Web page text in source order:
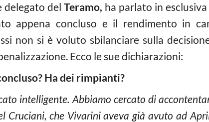
delegato del Teramo, ha parlato in
appena concluso e il rendimento in
non si è voluto sbilanciare sulla
Ecco le sue dichiarazioni:
Ha dei rimpianti?
intelligente. Abbiamo cercato di
Cruciani, che Vivarini aveva già avuto ad